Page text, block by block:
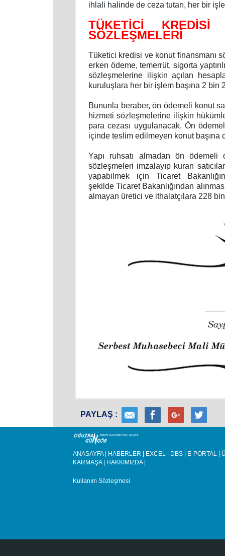
ihlali halinde de ceza tutarı, her bir
TÜKETİCİ
SÖZLEŞMELERİ
Tüketici kredisi ve konut finansmanı
erken ödeme, temerrüt, sigorta
sözleşmelerine ilişkin açılan
kuruluşlara her bir işlem başına 2 bin
Bununla beraber, ön ödemeli konut
hizmeti sözleşmelerine ilişkin
para cezası uygulanacak. Ön
içinde teslim edilmeyen konut başına
Yapı ruhsatı almadan ön
sözleşmeleri imzalayıp kuran
yapabilmek için Ticaret
şekilde Ticaret Bakanlığından
almayan üretici ve ithalatçılara 228
PAYLAŞ :
ANASAYFA| HABERLER | EXCEL | DBS | E-PORTAL |
KARMAŞA| HAKKIMIZDA|
Kullanım Sözleşmesi